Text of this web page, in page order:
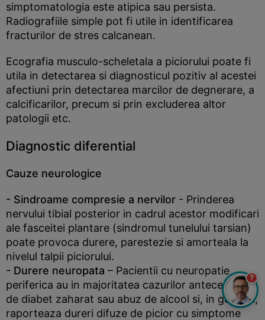
simptomatologia este atipica sau persista.
Radiografiile simple pot fi utile in identificarea
fracturilor de stres calcanean.
Ecografia musculo-scheletala a piciorului poate fi
utila in detectarea si diagnosticul pozitiv al acestei
afectiuni prin detectarea marcilor de degnerare, a
calcificarilor, precum si prin excluderea altor
patologii etc.
Diagnostic diferential
Cauze neurologice
- Sindroame compresie a nervilor - Prinderea
nervului tibial posterior in cadrul acestor modificari
ale fasceitei plantare (sindromul tunelului tarsian)
poate provoca durere, parestezie si amorteala la
nivelul talpii piciorului.
- Durere neuropata – Pacientii cu neuropatie
periferica au in majoritatea cazurilor antecedente
de diabet zaharat sau abuz de alcool si, in general,
raporteaza dureri difuze de picior cu simptome
?